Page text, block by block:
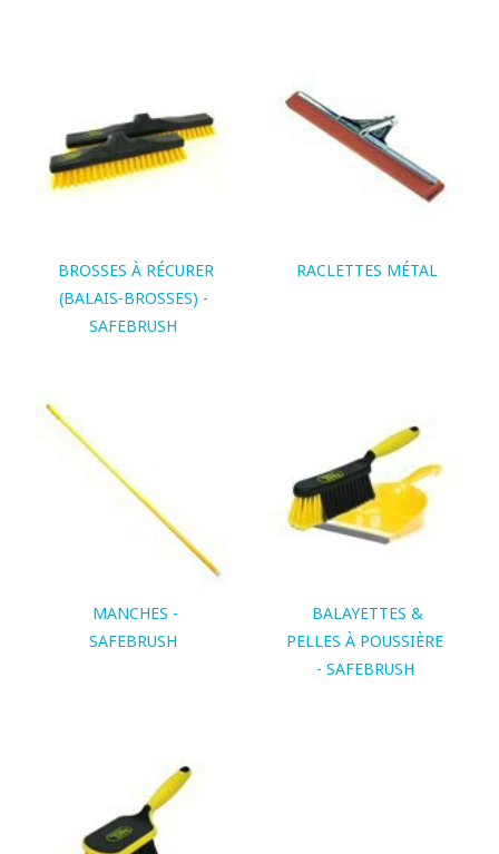
BROSSES À RÉCURER
(BALAIS-BROSSES) -
SAFEBRUSH
RACLETTES MÉTAL
MANCHES -
SAFEBRUSH
BALAYETTES &
PELLES À POUSSIÈRE
- SAFEBRUSH